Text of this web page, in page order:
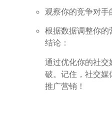
观察你的竞争对手
根据数据调整你的
结论：
通过优化你的社
破。记住，社交
推广营销！